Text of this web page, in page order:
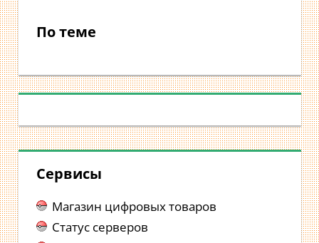
По теме
Сервисы
Магазин цифровых товаров
Статус серверов